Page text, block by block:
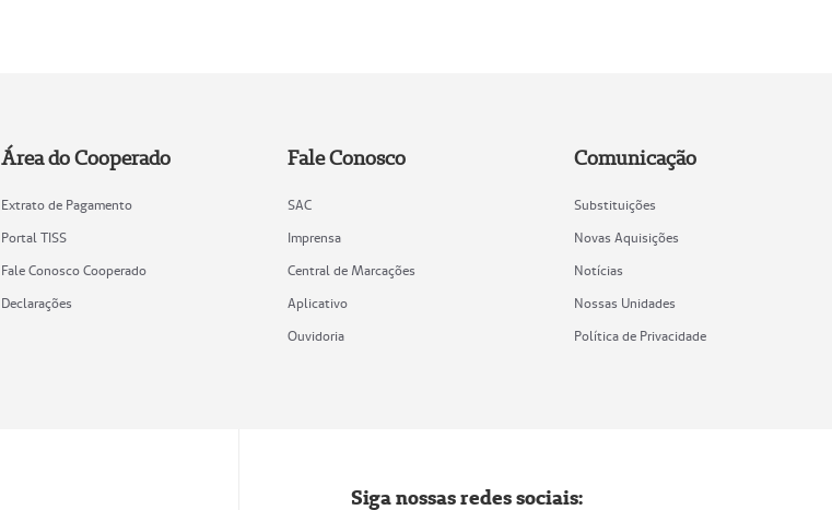
Área do Cooperado
Extrato de Pagamento
Portal TISS
Fale Conosco Cooperado
Declarações
Fale Conosco
SAC
Imprensa
Central de Marcações
Aplicativo
Ouvidoria
Comunicação
Substituições
Novas Aquisições
Notícias
Nossas Unidades
Política de Privacidade
Siga nossas redes sociais: